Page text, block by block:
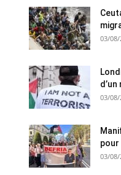
03/08/
03/08/
pour
03/08/